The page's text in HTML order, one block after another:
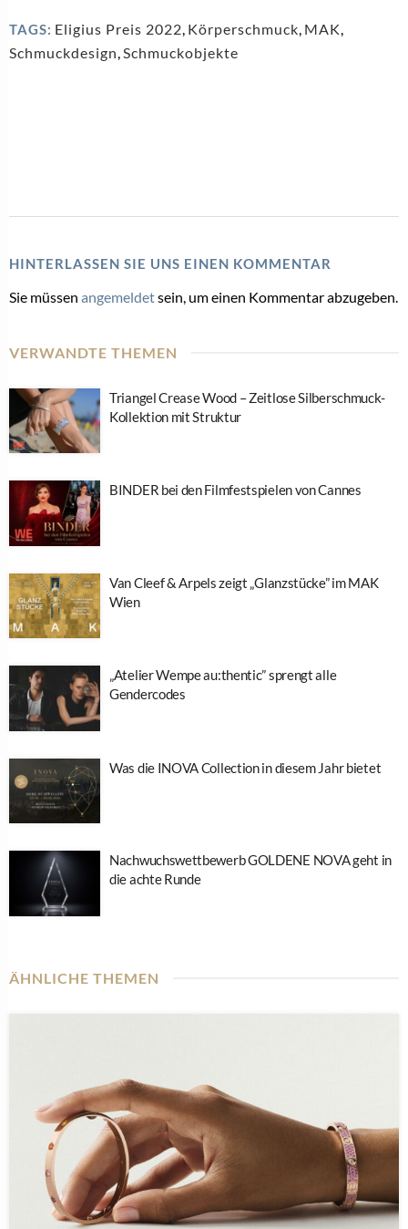
TAGS: Eligius Preis 2022 Körperschmuck MAK
Schmuckdesign Schmuckobjekte
HINTERLASSEN SIE UNS EINEN KOMMENTAR
Sie müssen angemeldetsein, um einen Kommentar abzugeben.
VERWANDTE THEMEN
Triangel Crease Wood – Zeitlose Silberschmuck-
Kollektion mit Struktur
BINDER bei den Filmfestspielen von Cannes
Van Cleef & Arpels zeigt „Glanzstücke” im MAK
Wien
„Atelier Wempe au:thentic” sprengt alle
Gendercodes
Was die INOVA Collection in diesem Jahr bietet
Nachwuchswettbewerb GOLDENE NOVA geht in
die achte Runde
ÄHNLICHE THEMEN